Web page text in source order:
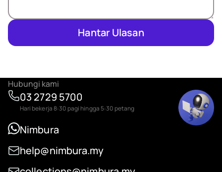
Hantar Ulasan
Hubungi kami
03 2729 5700
Hari bekerja 8:30 pagi hingga 5:30 petang
Nimbura
help@nimbura.my